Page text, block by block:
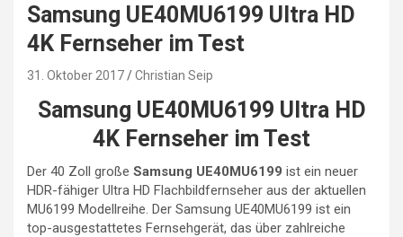
Samsung UE40MU6199 Ultra HD
4K Fernseher im Test
31. Oktober 2017 Christian Seip
Samsung UE40MU6199 Ultra HD
4K Fernseher im Test
Der 40 Zoll große Samsung UE40MU6199 ist ein neuer
HDR-fähiger Ultra HD Flachbildfernseher aus der aktuellen
MU6199 Modellreihe. Der Samsung UE40MU6199 ist ein
top-ausgestattetes Fernsehgerät, das über zahlreiche